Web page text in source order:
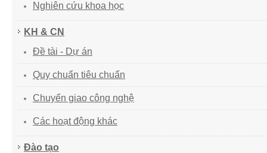
Nghiên cứu khoa học
KH & CN
Đề tài - Dự án
Quy chuẩn tiêu chuẩn
Chuyển giao công nghệ
Các hoạt động khác
Đào tạo